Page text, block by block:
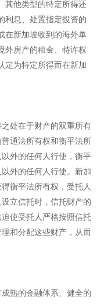
其他类型的特定所得还
利息、处置指定投资的
在新加坡收到的海外单
外房产的租金、特许权
定为特定所得而在新加
处在于财产的双重所有
通法所有权和衡平法所
外的任何人行使，衡平
外的任何人行使。新加
衡平法所有权，受托人
立信托时，信托财产的
使受托人严格按照信托
和分配这些财产，从而
熟的金融体系、健全的